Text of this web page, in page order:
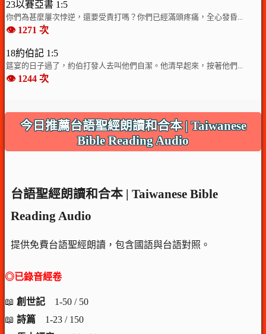
23以賽亞書 1:5
你們為甚麼屢次悖逆，還要受責打嗎？你們已經滿頭疼痛，全心發昏...
👁️ 1271 次
18約伯記 1:5
筵宴的日子過了，約伯打發人去叫他們自潔。他清早起來，按著他們...
👁️ 1244 次
今日推薦台語聖經朗讀和合本 | Taiwanese
Bible Reading Audio
台語聖經朗讀和合本 | Taiwanese Bible
Reading Audio
提供免費台語聖經朗讀，包含國語與台語對照。
◎已錄音經卷
📖 創世記 1-50 / 50
📖 詩篇 1-23 / 150